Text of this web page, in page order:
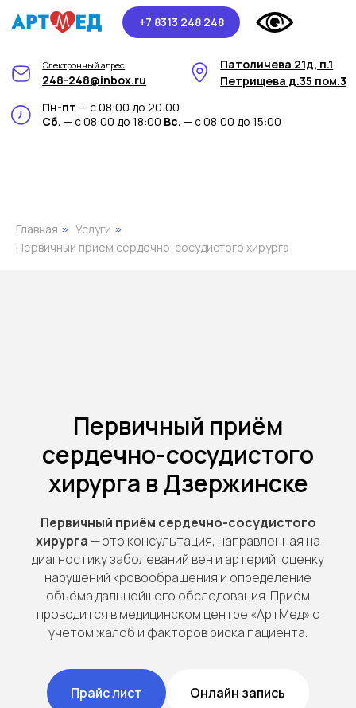
+7 8313 248 248
Пн-пт — с 08:00 до 20:00
Сб.— с 08:00 до 18:00Вс.— с 08:00 до 15:00
Главная » Услуги »
Первичный приём сердечно-сосудистого хирурга
Первичный приём
сердечно-сосудистого
хирурга в Дзержинске
Первичный приём сердечно-сосудистого
хирурга — это консультация, направленная на
диагностику заболеваний вен и артерий, оценку
нарушений кровообращения и определение
объёма дальнейшего обследования. Приём
проводится в медицинском центре «АртМед» с
учётом жалоб и факторов риска пациента.
Прайс лист Онлайн запись